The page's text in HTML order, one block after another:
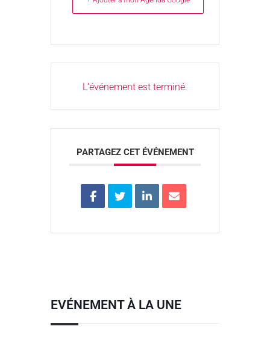
L'événement est terminé.
PARTAGEZ CET ÉVÉNEMENT
EVÉNEMENT À LA UNE